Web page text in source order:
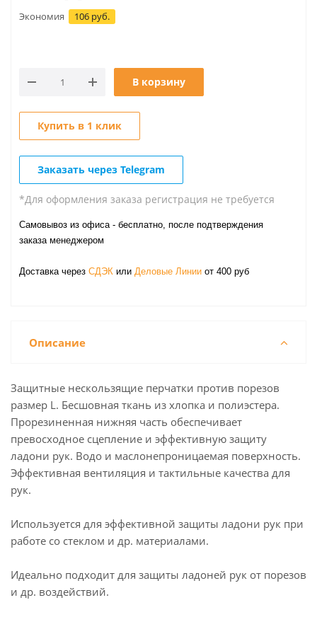
Экономия 106 руб.
В корзину
Купить в 1 клик
Заказать через Telegram
*Для оформления заказа регистрация не требуется
Самовывоз из офиса - бесплатно, после подтверждения
заказа менеджером
Доставка через СДЭК или Деловые Линии от 400 руб
Описание
Защитные нескользящие перчатки против порезов
размер L. Бесшовная ткань из хлопка и полиэстера.
Прорезиненная нижняя часть обеспечивает
превосходное сцепление и эффективную защиту
ладони рук. Водо и маслонепроницаемая поверхность.
Эффективная вентиляция и тактильные качества для
рук.
Используется для эффективной защиты ладони рук при
работе со стеклом и др. материалами.
Идеально подходит для защиты ладоней рук от порезов
и др. воздействий.